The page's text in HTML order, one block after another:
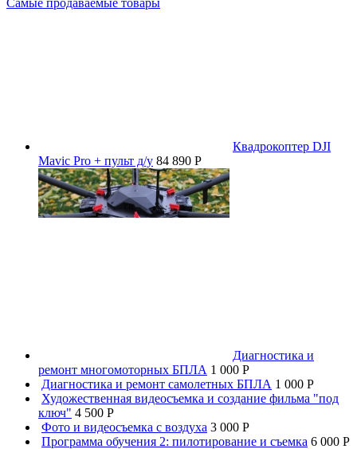
Квадрокоптер DJI
Mavic Pro + пульт д/у 84 890 P
Диагностика и
ремонт многомоторных БПЛА 1 000 P
Диагностика и ремонт самолетных БПЛА 1 000 P
Художественная видеосъемка и создание фильма "под
ключ" 4 500 P
Фото и видеосъемка с воздуха 3 000 P
Программа обучения 2: пилотирование и съемка 6 000 P